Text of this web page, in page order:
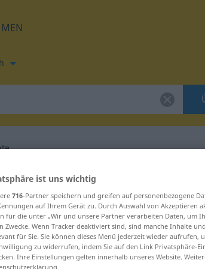
für "Hippocrate"
ist uns wichtig
716-Partner speichern und greifen auf personenbezogene
auf Ihrem Gerät zu. Durch Auswahl von Akzeptieren
für die unter „Wir und unsere Partner verarbeiten Daten, um
Zwecke. Wenn Tracker deaktiviert sind, sind manche Inhalte
für Sie. Sie können dieses Menü jederzeit wieder aufrufen,
zu widerrufen, indem Sie auf den Link Privatsphäre-
Ihre Einstellungen gelten innerhalb unseres Website.